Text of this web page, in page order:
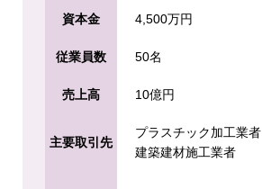
資本金 4,500万円
従業員数 50名
売上高 10億円
主要取引先
プラスチック加工業者
建築建材施工業者